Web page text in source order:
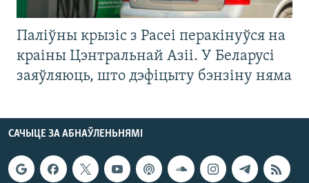
Паліўны крызіс з Расеі перакінуўся на
краіны Цэнтральнай Азіі. У Беларусі
заяўляюць, што дэфіцыту бэнзіну няма
САЧЫЦЕ ЗА АБНАЎЛЕНЬНЯМІ